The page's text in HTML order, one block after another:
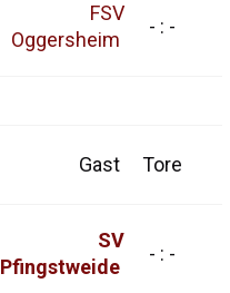
FSV
Oggersheim
- : -
Gast Tore
SV
Pfingstweide
- : -